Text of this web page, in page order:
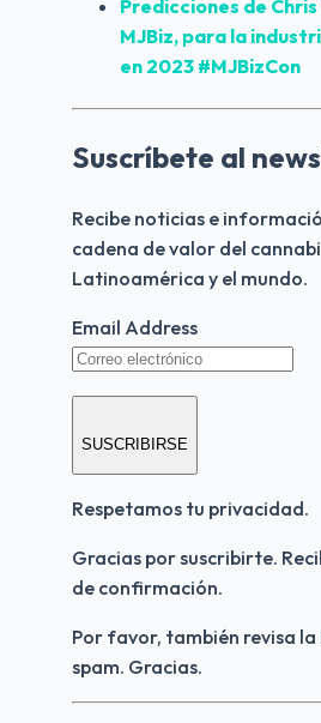
Predicciones de Chris
MJBiz, para la
en 2023 #MJBizCon
Suscríbete al
Recibe noticias e
cadena de valor del
Latinoamérica y el mundo.
Email Address
SUSCRIBIRSE
Respetamos tu privacidad.
Gracias por suscribirte.
de confirmación.
Por favor, también revisa
spam. Gracias.